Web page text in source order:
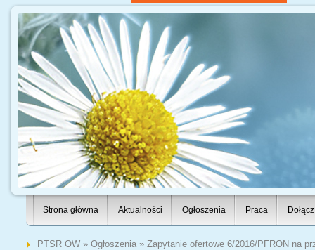
Strona główna Aktualności Ogłoszenia Praca
PTSR OW» Ogłoszenia» Zapytanie ofertowe 6/2016/PFRON na